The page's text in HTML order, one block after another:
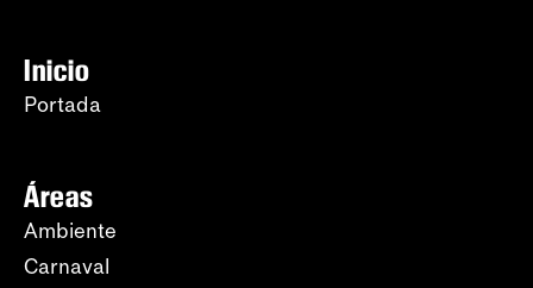
Inicio
Portada
Áreas
Ambiente
Carnaval